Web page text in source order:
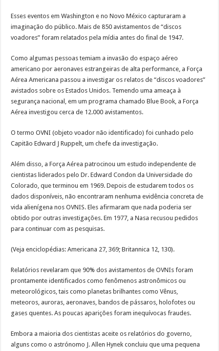
Esses eventos em Washington e no Novo México capturaram a
imaginação do público. Mais de 850 avistamentos de “discos
voadores” foram relatados pela mídia antes do final de 1947.
Como algumas pessoas temiam a invasão do espaço aéreo
americano por aeronaves estrangeiras de alta performance, a Força
Aérea Americana passou a investigar os relatos de “discos voadores”
avistados sobre os Estados Unidos. Temendo uma ameaça à
segurança nacional, em um programa chamado Blue Book, a Força
Aérea investigou cerca de 12.000 avistamentos.
O termo OVNI (objeto voador não identificado) foi cunhado pelo
Capitão Edward J Ruppelt, um chefe da investigação.
Além disso, a Força Aérea patrocinou um estudo independente de
cientistas liderados pelo Dr. Edward Condon da Universidade do
Colorado, que terminou em 1969. Depois de estudarem todos os
dados disponíveis, não encontraram nenhuma evidência concreta de
vida alienígena nos OVNIS. Eles afirmaram que nada poderia ser
obtido por outras investigações. Em 1977, a Nasa recusou pedidos
para continuar com as pesquisas.
(Veja enciclopédias: Americana 27, 369; Britannica 12, 130).
Relatórios revelaram que 90% dos avistamentos de OVNIs foram
prontamente identificados como fenômenos astronômicos ou
meteorológicos, tais como planetas brilhantes como Vênus,
meteoros, auroras, aeronaves, bandos de pássaros, holofotes ou
gases quentes. As poucas aparições foram inequívocas fraudes.
Embora a maioria dos cientistas aceite os relatórios do governo,
alguns como o astrónomo J. Allen Hynek concluiu que uma pequena